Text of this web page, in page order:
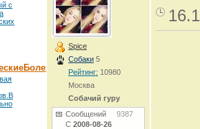
с
Spice
Собаки 5
Рейтинг: 10980
Москва
Собачий гуру
Сообщений 9387
С 2008-08-26